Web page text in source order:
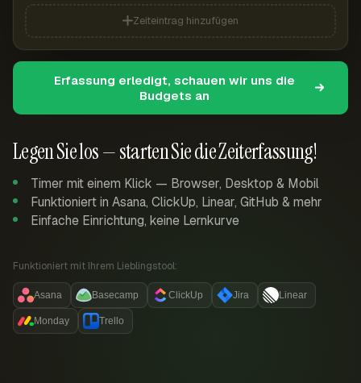
Legen Sie los — starten Sie die Zeiterfassung!
Timer mit einem Klick — Browser, Desktop & Mobil
Funktioniert in Asana, ClickUp, Linear, GitHub & mehr
Einfache Einrichtung, keine Lernkurve
Funktioniert mit Ihrem Lieblingstool:
Asana Basecamp ClickUp Jira Linear
Monday Trello
Zeiteintrag hinzufügen
Erfassung erledigt, schauen wir uns die
Budgets an